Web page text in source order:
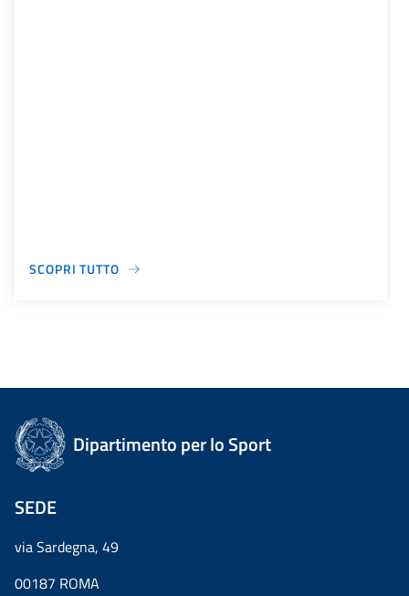
SCOPRI TUTTO
Dipartimento per lo Sport
SEDE
via Sardegna, 49
00187 ROMA